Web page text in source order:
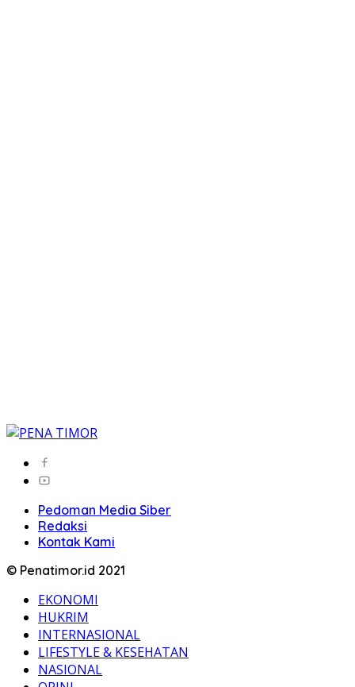
Pedoman Media Siber
Redaksi
Kontak Kami
© Penatimor.id 2021
EKONOMI
HUKRIM
INTERNASIONAL
LIFESTYLE & KESEHATAN
NASIONAL